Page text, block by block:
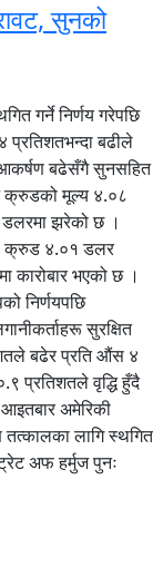
सुनको
गर्ने निर्णय गरेपछि
प्रतिशतभन्दा बढीले
आकर्षण बढेसँगै सुनसहित
क्रुडको मूल्य ४.०८
झरेको छ ।
क्रुड ४.०१ डलर
कारोबार भएको छ ।
निर्णयपछि
सुरक्षित
बढेर प्रति औंस ४
प्रतिशतले वृद्धि हुँदै
अमेरिकी
तत्कालका लागि स्थगित
अफ हर्मुज पुनः